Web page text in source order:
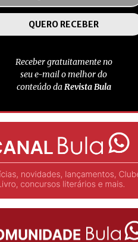
Receber gratuitamente no
seu e-mail o melhor do
conteúdo daRevista Bula